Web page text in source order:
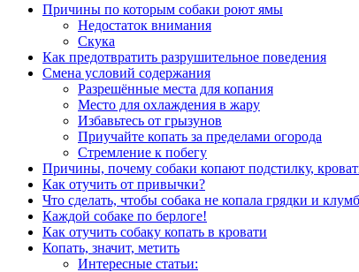
Причины по которым собаки роют ямы
Недостаток внимания
Скука
Как предотвратить разрушительное поведения
Смена условий содержания
Разрешённые места для копания
Место для охлаждения в жару
Избавьтесь от грызунов
Приучайте копать за пределами огорода
Стремление к побегу
Причины, почему собаки копают подстилку,
Как отучить от привычки?
Что сделать, чтобы собака не копала грядки и
Каждой собаке по берлоге!
Как отучить собаку копать в кровати
Копать, значит, метить
Интересные статьи: